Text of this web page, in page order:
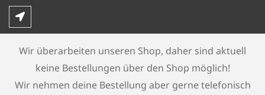
Skip
Wir überarbeiten unseren Shop, daher sind aktuell
keine Bestellungen über den Shop möglich!
Wir nehmen deine Bestellung aber gerne telefonisch